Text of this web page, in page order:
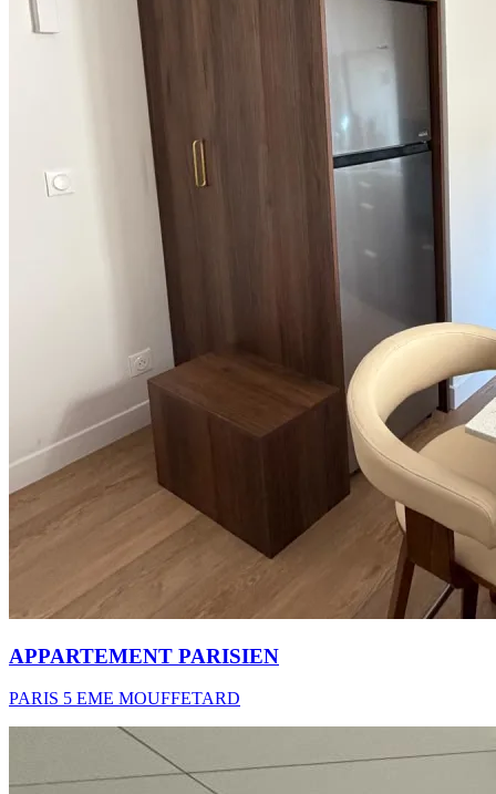
APPARTEMENT PARISIEN
PARIS 5 EME MOUFFETARD